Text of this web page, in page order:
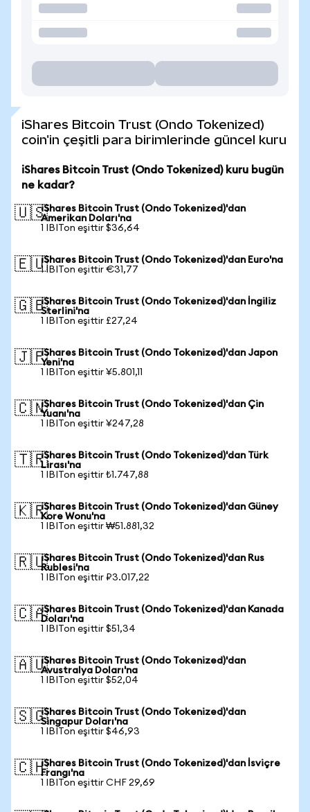
iShares Bitcoin Trust (Ondo Tokenized)
coin'in çeşitli para birimlerinde güncel kuru
iShares Bitcoin Trust (Ondo Tokenized) kuru bugün
ne kadar?
🇺🇸iShares Bitcoin Trust (Ondo Tokenized)'dan
Amerikan Doları'na
1 IBITon eşittir $36,64
🇪🇺iShares Bitcoin Trust (Ondo Tokenized)'dan Euro'na
1 IBITon eşittir €31,77
🇬🇧iShares Bitcoin Trust (Ondo Tokenized)'dan İngiliz
Sterlini'na
1 IBITon eşittir £27,24
🇯🇵iShares Bitcoin Trust (Ondo Tokenized)'dan Japon
Yeni'na
1 IBITon eşittir ¥5.801,11
🇨🇳iShares Bitcoin Trust (Ondo Tokenized)'dan Çin
Yuanı'na
1 IBITon eşittir ¥247,28
🇹🇷iShares Bitcoin Trust (Ondo Tokenized)'dan Türk
Lirası'na
1 IBITon eşittir ₺1.747,88
🇰🇷iShares Bitcoin Trust (Ondo Tokenized)'dan Güney
Kore Wonu'na
1 IBITon eşittir ₩51.881,32
🇷🇺iShares Bitcoin Trust (Ondo Tokenized)'dan Rus
Rublesi'na
1 IBITon eşittir ₽3.017,22
🇨🇦iShares Bitcoin Trust (Ondo Tokenized)'dan Kanada
Doları'na
1 IBITon eşittir $51,34
🇦🇺iShares Bitcoin Trust (Ondo Tokenized)'dan
Avustralya Doları'na
1 IBITon eşittir $52,04
🇸🇬iShares Bitcoin Trust (Ondo Tokenized)'dan
Singapur Doları'na
1 IBITon eşittir $46,93
🇨🇭iShares Bitcoin Trust (Ondo Tokenized)'dan İsviçre
Frangı'na
1 IBITon eşittir CHF 29,69